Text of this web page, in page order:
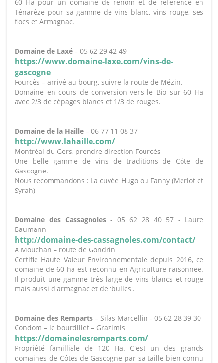
60 Ha pour un domaine de renom et de référence en
Ténarèze pour sa gamme de vins blanc, vins rouge, ses
flocs et Armagnac.
Domaine de Laxé – 05 62 29 42 49
https://www.domaine-laxe.com/vins-de-
gascogne
Fourcès – arrivé au bourg, suivre la route de Mézin.
Domaine en cours de conversion vers le Bio sur 60 Ha
avec 2/3 de cépages blancs et 1/3 de rouges.
Domaine de la Haille – 06 77 11 08 37
http://www.lahaille.com/
Montréal du Gers, prendre direction Fourcès
Une belle gamme de vins de traditions de Côte de
Gascogne.
Nous recommandons : La cuvée Hugo ou Fanny (Merlot et
Syrah).
Domaine des Cassagnoles - 05 62 28 40 57 - Laure
Baumann
http://domaine-des-cassagnoles.com/contact/
A Mouchan – route de Gondrin
Certifié Haute Valeur Environnementale depuis 2016, ce
domaine de 60 ha est reconnu en Agriculture raisonnée.
Il produit une gamme très large de vins blancs et rouge
mais aussi d'armagnac et de 'bulles'.
Domaine des Remparts – Silas Marcellin - 05 62 28 39 30
Condom – le bourdillet – Grazimis
https://domainelesremparts.com/
Propriété familliale de 120 Ha. C'est un des grands
domaines de Côtes de Gascogne par sa taille bien connu